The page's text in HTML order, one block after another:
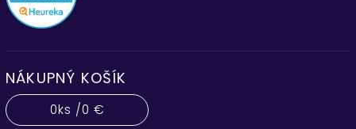
NÁKUPNÝ KOŠÍK
0ks /0 €